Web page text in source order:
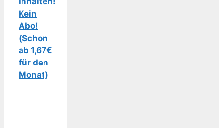
Kein
Abo!
(Schon
ab 1,67€
für den
Monat)